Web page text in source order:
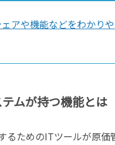
ェアや機能などをわかり
ムが持つ機能とは
るためのITツールが原価